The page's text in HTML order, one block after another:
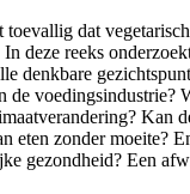
toevallig dat
deze reeks
denkbare
de voedingsindustrie?
Kan
eten zonder moeite?
gezondheid? Een